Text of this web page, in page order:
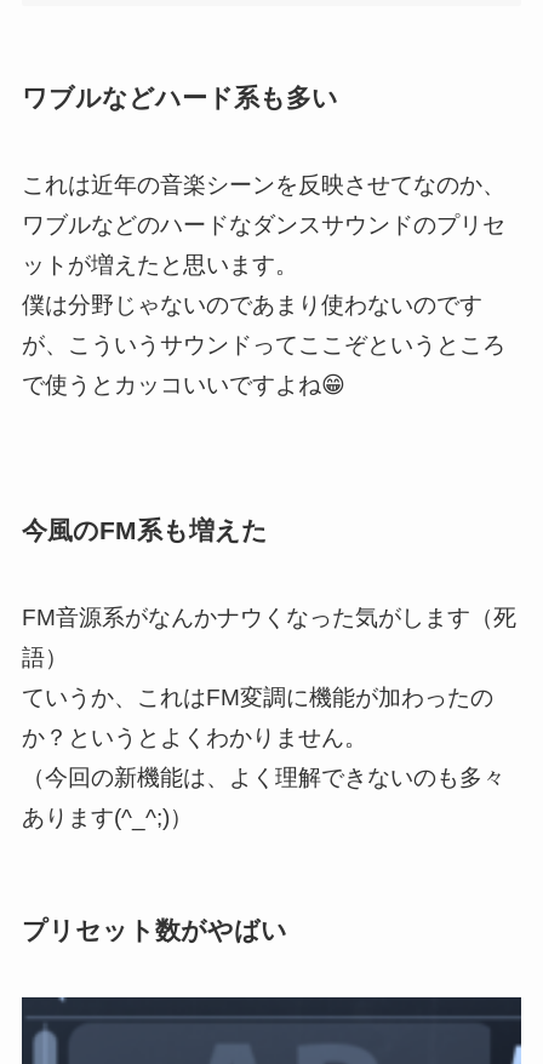
ワブルなどハード系も多い
これは近年の音楽シーンを反映させてなのか、
ワブルなどのハードなダンスサウンドのプリセ
ットが増えたと思います。
僕は分野じゃないのであまり使わないのです
が、こういうサウンドってここぞというところ
で使うとカッコいいですよね😁
今風のFM系も増えた
FM音源系がなんかナウくなった気がします（死
語）
ていうか、これはFM変調に機能が加わったの
か？というとよくわかりません。
（今回の新機能は、よく理解できないのも多々
あります(^_^;)）
プリセット数がやばい